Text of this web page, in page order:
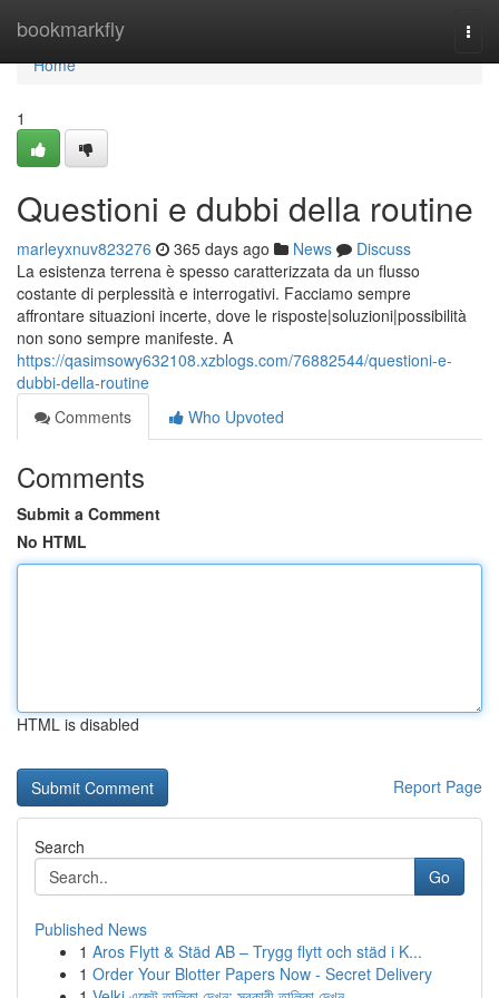
bookmarkfly
Home
Home
1
Questioni e dubbi della routine
marleyxnuv823276 365 days ago News
Discuss
La esistenza terrena è spesso caratterizzata da un flusso
costante di perplessità e interrogativi. Facciamo sempre
affrontare situazioni incerte, dove le risposte|soluzioni|possibilità
non sono sempre manifeste. A
https://qasimsowy632108.xzblogs.com/76882544/questioni-e-
dubbi-della-routine
Comments
Who Upvoted
Comments
Submit a Comment
No HTML
HTML is disabled
Report Page
Search
Go
Published News
1 Aros Flytt & Städ AB – Trygg flytt och städ i K...
1 Order Your Blotter Papers Now - Secret Delivery